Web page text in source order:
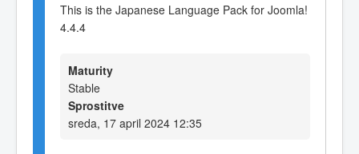
This is the Japanese Language Pack for Joomla!
4.4.4
Maturity
Stable
Sprostitve
sreda, 17 april 2024 12:35